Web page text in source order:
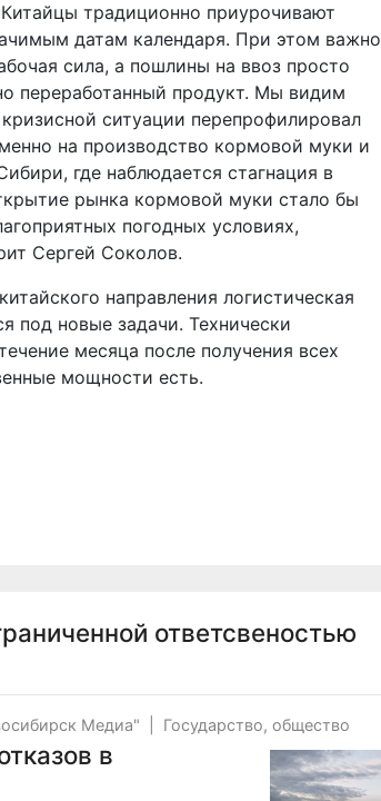
традиционно приурочивают
датам календаря. При этом важно
сила, а пошлины на ввоз просто
переработанный продукт. Мы видим
ситуации перепрофилировал
на производство кормовой муки и
где наблюдается стагнация в
рынка кормовой муки стало бы
погодных условиях,
Сергей Соколов.
направления логистическая
под новые задачи. Технически
месяца после получения всех
мощности есть.
ответсвеностью
Медиа" Государство, общество
в